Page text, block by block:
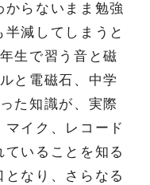
らないまま勉強
減してしまうと
生で習う音と磁
と電磁石、中学
た知識が、実際
イク、レコード
いることを知る
なり、さらなる